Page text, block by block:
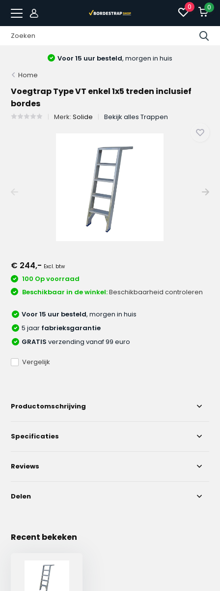
0 0
Voor 15 uur besteld, morgen in huis
Home
Voegtrap Type VT enkel 1x5 treden inclusief
bordes
Merk:Solide Bekijk alles Trappen
€ 244,- Excl. btw
100 Op voorraad
Beschikbaar in de winkel:Beschikbaarheid controleren
Voor 15 uur besteld, morgen in huis
5 jaar fabrieksgarantie
GRATIS verzending vanaf 99 euro
Vergelijk
Productomschrijving
Specificaties
Reviews
Delen
Recent bekeken